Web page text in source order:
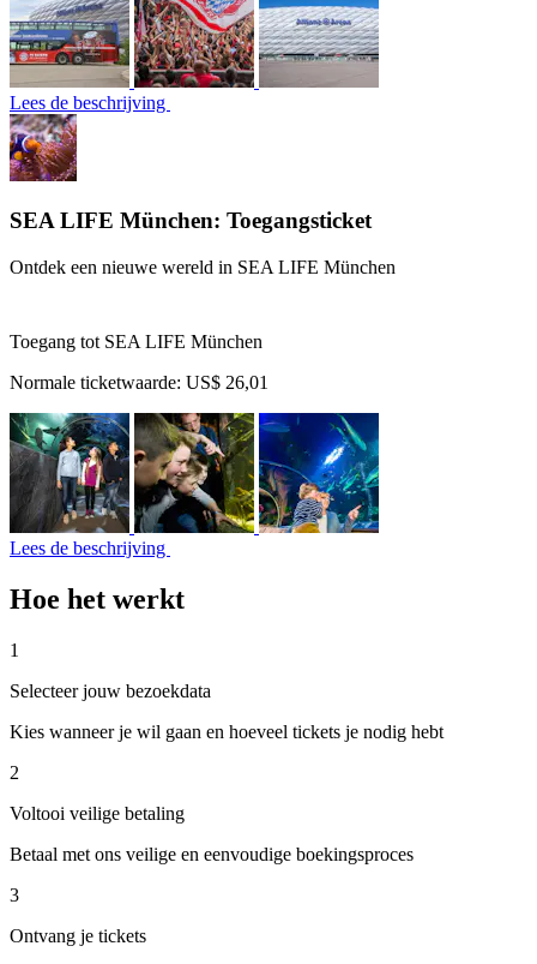
Lees de beschrijving
SEA LIFE München: Toegangsticket
Ontdek een nieuwe wereld in SEA LIFE München
Toegang tot SEA LIFE München
Normale ticketwaarde: US$ 26,01
Lees de beschrijving
Hoe het werkt
1
Selecteer jouw bezoekdata
Kies wanneer je wil gaan en hoeveel tickets je nodig hebt
2
Voltooi veilige betaling
Betaal met ons veilige en eenvoudige boekingsproces
3
Ontvang je tickets